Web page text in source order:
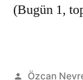
(Bugün 1,
Gönderen:
Özcan